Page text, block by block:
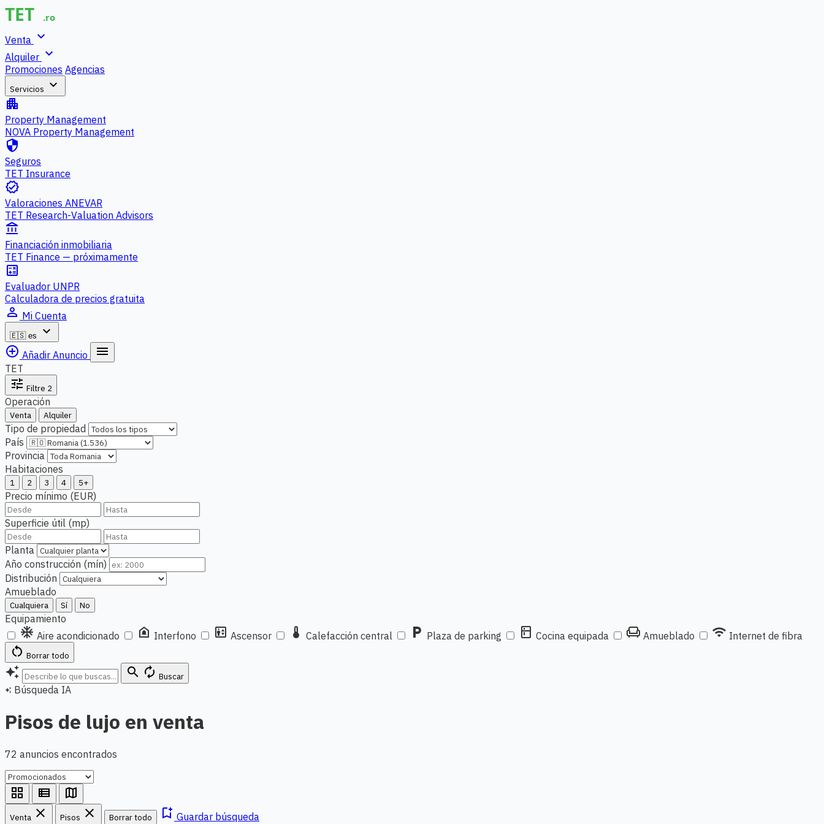
Venta expand_more
Alquiler expand_more
Promociones Agencias
Servicios expand_more
apartment
Property Management
NOVA Property Management
security
Seguros
TET Insurance
verified
Valoraciones ANEVAR
TET Research-Valuation Advisors
account_balance
Financiación inmobiliaria
TET Finance — próximamente
calculate
Evaluador UNPR
Calculadora de precios gratuita
person_outline Mi Cuenta
🇪🇸 es
expand_more
add_circle_outline Añadir Anuncio menu
TET
tune Filtre 2
Operación
Venta Alquiler
Tipo de propiedad
País
Provincia
Habitaciones
1 2 3 4 5+
Precio mínimo (EUR)
Superficie útil (mp)
Planta
Año construcción (mín)
Distribución
Amueblado
Cualquiera Sí No
Equipamiento
ac_unit Aire acondicionado doorbell Interfono elevator Ascensor thermostat Calefacción central local_parking Plaza de parking kitchen Cocina equipada chair Amueblado wifi Internet de fibra
restart_alt Borrar todo
auto_awesome search autorenew Buscar
auto_awesome Búsqueda IA
Pisos de lujo en venta
72 anuncios encontrados
grid_view view_list map
Venta close Pisos close Borrar todo bookmark_add Guardar búsqueda